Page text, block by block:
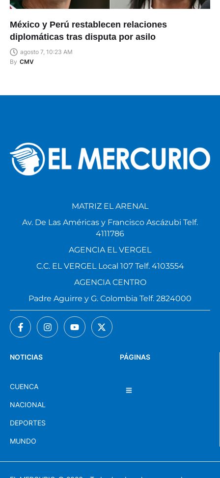
México y Perú restablecen relaciones
diplomáticas tras disputa por asilo
agosto 7, 10:23 AM
By CMV
PÁGINAS
NOTICIAS
CUENCA
NACIONAL
DEPORTES
MUNDO
MATRIZ EL ARENAL
Av. De Las Américas y Francisco Ascázubi Telf.
4111786
AGENCIA EL VERGEL
C.C. EL VERGEL Local 107 Telf. 4103554
AGENCIA CENTRO
Padre Aguirre y G. Colombia Telf. 2824000